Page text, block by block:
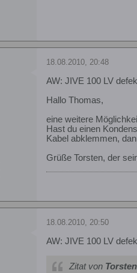
18.08.2010, 20:48
AW: JIVE 100 LV
Hallo Thomas,
eine weitere
Hast du einen
Kabel abklemmen,
Grüße Torsten, der
18.08.2010, 20:50
AW: JIVE 100 LV
Zitat von